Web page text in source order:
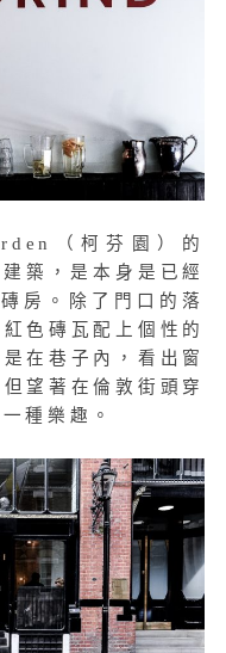
（柯芬園）的
築，是本身是已經
房。除了門口的落
色磚瓦配上個性的
在巷子內，看出窗
望著在倫敦街頭穿
種樂趣。